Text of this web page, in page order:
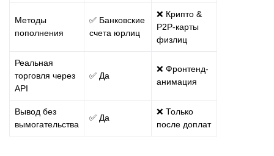
Методы
пополнения
✅ Банковские
счета юрлиц
❌ Крипто &
P2P-карты
физлиц
Реальная
торговля через
API
✅ Да
❌ Фронтенд-
анимация
Вывод без
вымогательства
✅ Да
❌ Только
после доплат